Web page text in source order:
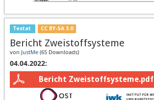
Testat CC BY-SA 3.0
Bericht Zweistoffsysteme
von JustMe (65 Downloads)
04.04.2022:
Bericht Zweistoffsysteme.pdf